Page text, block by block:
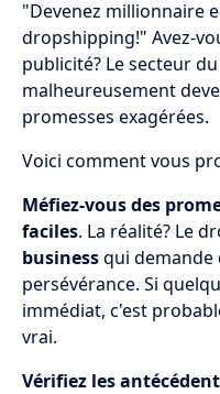
"Devenez millionnaire
dropshipping!" Avez-
publicité? Le secteur
malheureusement
promesses exagérées.
Voici comment vous
Méfiez-vous des
faciles. La réalité? Le
businessqui demande
persévérance. Si
immédiat, c'est
vrai.
Vérifiez les